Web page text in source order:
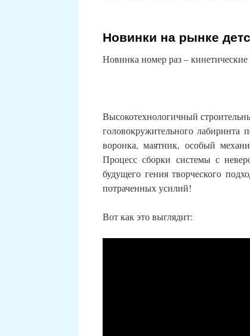
Новинки на рынке
Новинка номер раз –
Высокотехнологичный
головокружительного
воронка, маятник, особый
Процесс сборки системы с
будущего гения творческого
потраченных усилий!
Вот как это выглядит: